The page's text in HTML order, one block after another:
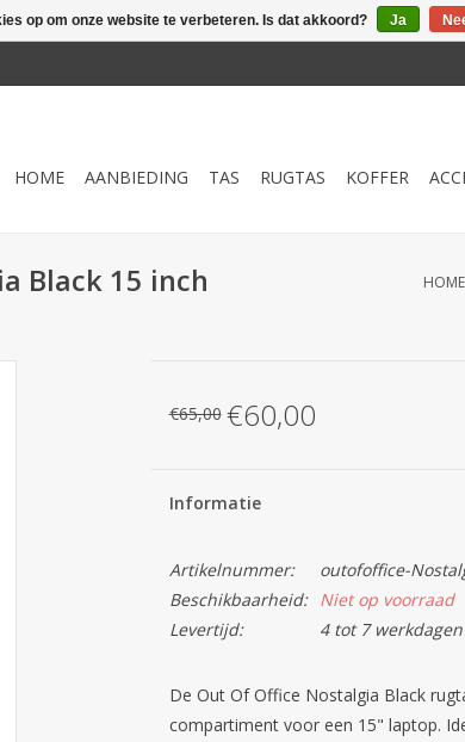
HOME AANBIEDING TAS RUGTAS KOFFER
Black 15 inch
HOME
€65,00 €60,00
Informatie
Artikelnummer:
outofoffice-
Beschikbaarheid:
Niet op voorraad
Levertijd:
4 tot 7 werkdagen
De Out Of Office Nostalgia Black
compartiment voor een 15" laptop.
op om onze website te verbeteren. Is dat akkoord? Ja